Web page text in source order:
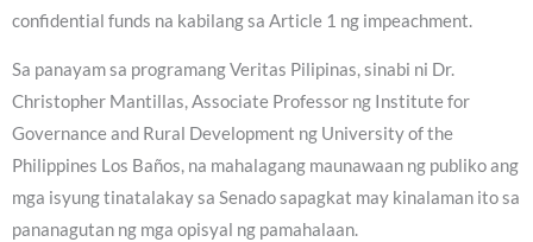
confidential funds na kabilang sa Article 1 ng impeachment.
Sa panayam sa programang Veritas Pilipinas, sinabi ni Dr.
Christopher Mantillas, Associate Professor ng Institute for
Governance and Rural Development ng University of the
Philippines Los Baños, na mahalagang maunawaan ng publiko ang
mga isyung tinatalakay sa Senado sapagkat may kinalaman ito sa
pananagutan ng mga opisyal ng pamahalaan.